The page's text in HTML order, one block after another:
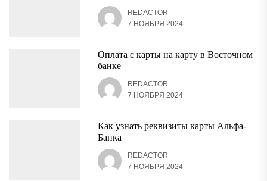
REDACTOR
7 НОЯБРЯ 2024
Оплата с карты на карту в Восточном
банке
REDACTOR
7 НОЯБРЯ 2024
Как узнать реквизиты карты Альфа-
Банка
REDACTOR
7 НОЯБРЯ 2024